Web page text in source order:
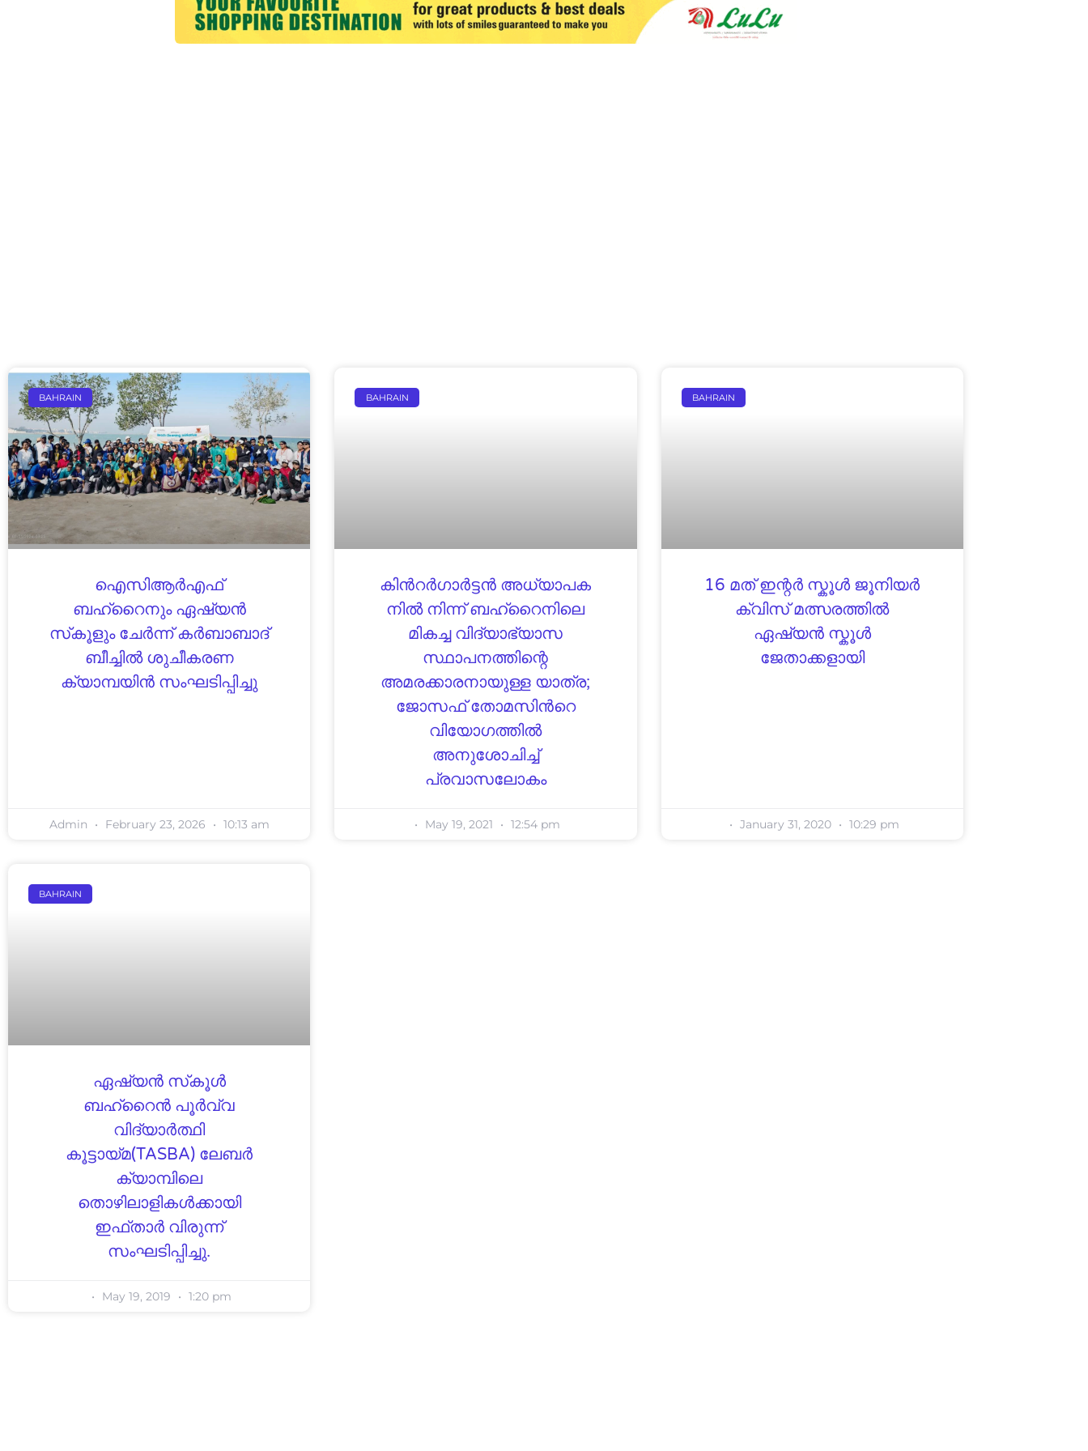
BAHRAIN
ഐസിആർഎഫ്
ബഹ്‌റൈനും ഏഷ്യൻ
സ്‌കൂളും ചേർന്ന് കർബാബാദ്
ബീച്ചിൽ ശുചീകരണ
ക്യാമ്പയിൻ സംഘടിപ്പിച്ചു
Admin February 23, 2026 10:13 am
BAHRAIN
കി​ൻ​റ​ർ​ഗാ​ർ​ട്ട​ൻ അ​ധ്യാ​പ​ക​
നി​ൽ​ നി​ന്ന്​ ബഹ്‌റൈനിലെ
മികച്ച വിദ്യാഭ്യാസ
സ്ഥാപനത്തിന്റെ
അമരക്കാരനായുള്ള യാത്ര;
ജോസഫ് തോമസിൻറെ
വിയോഗത്തിൽ
അനുശോചിച്ച്
പ്രവാസലോകം
May 19, 2021 12:54 pm
BAHRAIN
16 മത് ഇന്റർ സ്കൂൾ ജൂനിയർ
ക്വിസ് മത്സരത്തിൽ
ഏഷ്യൻ സ്കൂൾ
ജേതാക്കളായി
January 31, 2020 10:29 pm
BAHRAIN
ഏഷ്യൻ സ്‌കൂൾ
ബഹ്റൈൻ പൂർവ്വ
വിദ്യാർത്ഥി
കൂട്ടായ്മ(TASBA) ലേബർ
ക്യാമ്പിലെ
തൊഴിലാളികൾക്കായി
ഇഫ്‌താർ വിരുന്ന്
സംഘടിപ്പിച്ചു.
May 19, 2019 1:20 pm